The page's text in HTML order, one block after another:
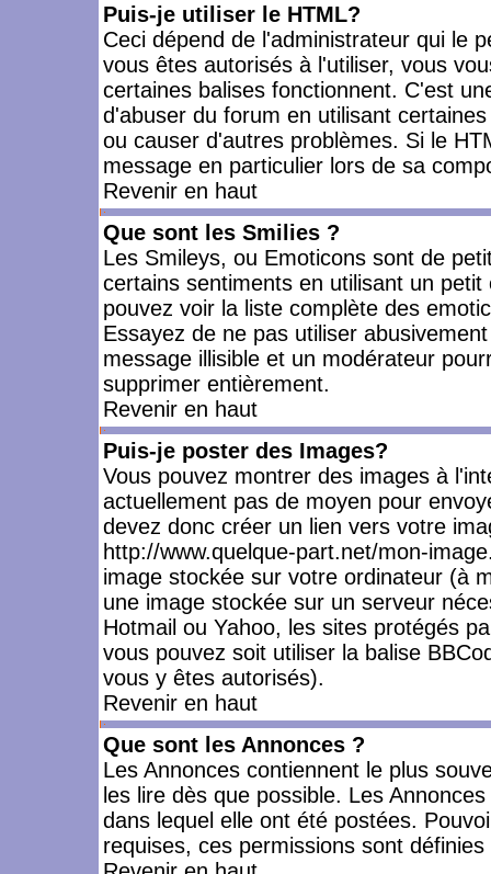
Puis-je utiliser le HTML?
Ceci dépend de l'administrateur qui le
vous êtes autorisés à l'utiliser, vous
certaines balises fonctionnent. C'est
d'abuser du forum en utilisant
ou causer d'autres problèmes. Si le
message en particulier lors de sa
Revenir en haut
Que sont les Smilies ?
Les Smileys, ou Emoticons sont de
certains sentiments en utilisant un
pouvez voir la liste complète des
Essayez de ne pas utiliser
message illisible et un modérateur
supprimer entièrement.
Revenir en haut
Puis-je poster des Images?
Vous pouvez montrer des images à
actuellement pas de moyen pour
devez donc créer un lien vers votre
http://www.quelque-part.net/mon-
image stockée sur votre ordinateur (à
une image stockée sur un serveur
Hotmail ou Yahoo, les sites protégés
vous pouvez soit utiliser la balise
vous y êtes autorisés).
Revenir en haut
Que sont les Annonces ?
Les Annonces contiennent le plus
les lire dès que possible. Les
dans lequel elle ont été postées.
requises, ces permissions sont